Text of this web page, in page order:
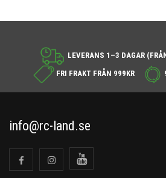
LEVERANS 1–3 DAGAR
FRI FRAKT FRÅN 999KR
info@rc-land.se